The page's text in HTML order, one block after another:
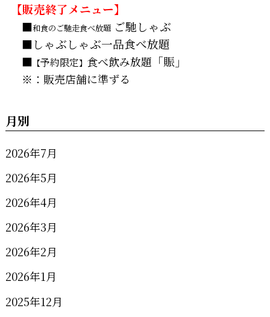
【販売終了メニュー】
■和食のご馳走食べ放題 ご馳しゃぶ
■しゃぶしゃぶ一品食べ放題
■ 【予約限定】 食べ飲み放題 「賑」
※：販売店舗に準ずる
月別
2026年7月
2026年5月
2026年4月
2026年3月
2026年2月
2026年1月
2025年12月